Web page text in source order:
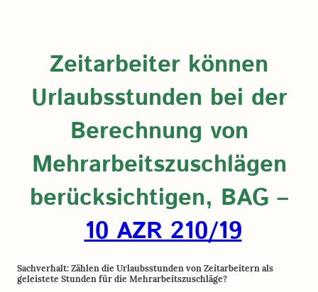
Zeitarbeiter können
Urlaubsstunden bei der
Berechnung von
Mehrarbeitszuschlägen
berücksichtigen, BAG –
10 AZR 210/19
Sachverhalt: Zählen die Urlaubsstunden von Zeitarbeitern als
geleistete Stunden für die Mehrarbeitszuschläge?